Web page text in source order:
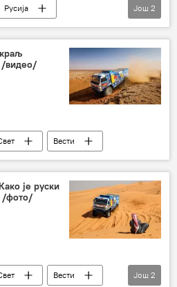
Русија
Русија – економија
Још 2
/видео/
Вести
је руски
/фото/
Вести
Још 2